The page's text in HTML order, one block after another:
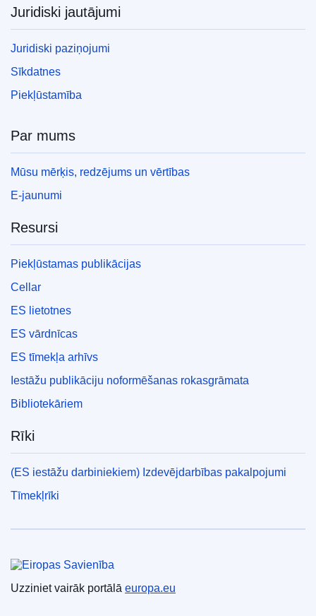
Juridiski jautājumi
Juridiski paziņojumi
Sīkdatnes
Piekļūstamība
Par mums
Mūsu mērķis, redzējums un vērtības
E-jaunumi
Resursi
Piekļūstamas publikācijas
Cellar
ES lietotnes
ES vārdnīcas
ES tīmekļa arhīvs
Iestāžu publikāciju noformēšanas rokasgrāmata
Bibliotekāriem
Rīki
(ES iestāžu darbiniekiem) Izdevējdarbības pakalpojumi
Tīmekļrīki
Uzziniet vairāk portālā europa.eu